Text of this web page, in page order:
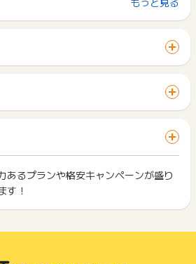
ルの場合成果対象外となります。
経過している場合、ポイントに関する
合わせは、ポイントタウンのサポート
い。ポイントについて、広告主に直接
、ポイント獲得対象外となる場合がご
申し込みやお買い物が完了するまでの
で他のサイトに移動した場合はポイン
GET 」ボタンを押した時とサービス・
イス・ブラウザが異なる場合はポイン
ービスをご利用される場合は、毎回
「 申込をしてポイントGET 」ボタン
合、広告主側で対象外とみなし、「獲
、繰り返し利用不可のサービス・お買
しては、1商品につき10円単位の金額
未満のものは切り捨てとなり、ポイ
せん。
ント等を利用して支払われた金額分
タウンのポイント獲得の対象には含
あるプランや格安キャンペーンが盛り
す！